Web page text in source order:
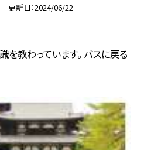
更新日 2024/06/22
を教わっています。 バスに戻る